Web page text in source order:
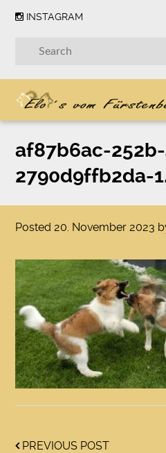
INSTAGRAM
af87b6ac-
2790d9ffb2da-
Posted 20. November 2023
PREVIOUS POST